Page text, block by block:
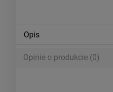
Opis
Opinie o produkcie (0)